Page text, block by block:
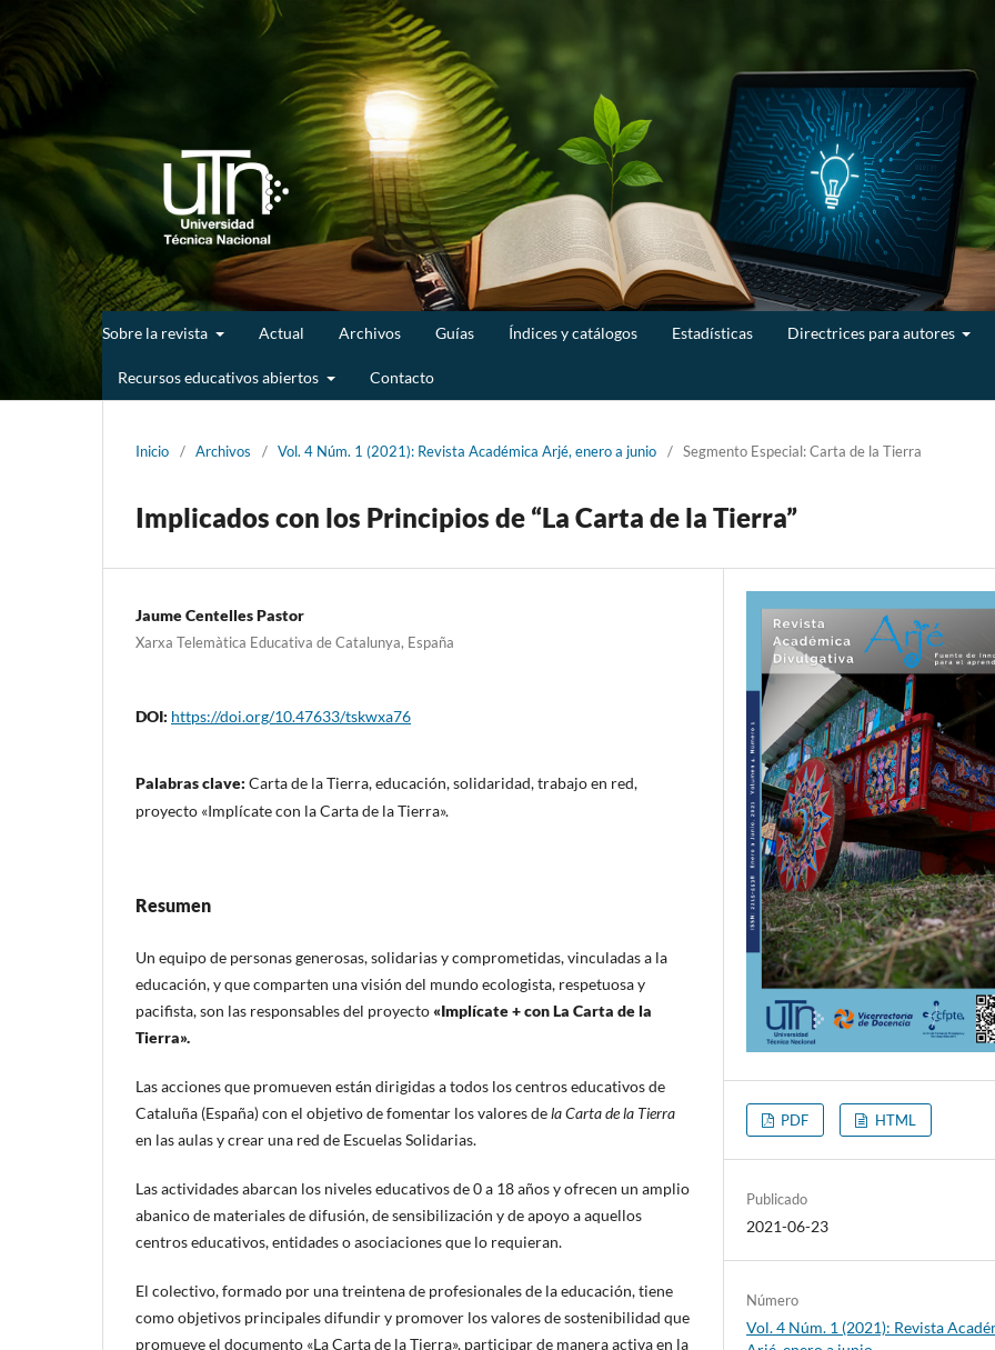
Sobre la revista Actual Archivos Guías Índices y catálogos Estadísticas Directrices para autores
Recursos educativos abiertos Contacto
Inicio / Archivos / Vol. 4 Núm. 1 (2021): Revista Académica Arjé, enero a junio / Segmento Especial: Carta de la Tierra
Implicados con los Principios de “La Carta de la Tierra”
Jaume Centelles Pastor
Xarxa Telemàtica Educativa de Catalunya, España
DOI: https://doi.org/10.47633/tskwxa76
Palabras clave: Carta de la Tierra, educación, solidaridad, trabajo en red,
proyecto «Implícate con la Carta de la Tierra».
Resumen
Un equipo de personas generosas, solidarias y comprometidas, vinculadas a la
educación, y que comparten una visión del mundo ecologista, respetuosa y
pacifista, son las responsables del proyecto«Implícate + con La Carta de la
Tierra».
Las acciones que promueven están dirigidas a todos los centros educativos de
Cataluña (España) con el objetivo de fomentar los valores dela Carta de la Tierra
en las aulas y crear una red de Escuelas Solidarias.
Las actividades abarcan los niveles educativos de 0 a 18 años y ofrecen un amplio
abanico de materiales de difusión, de sensibilización y de apoyo a aquellos
centros educativos, entidades o asociaciones que lo requieran.
El colectivo, formado por una treintena de profesionales de la educación, tiene
como objetivos principales difundir y promover los valores de sostenibilidad que
promueve el documento «La Carta de la Tierra», participar de manera activa en la
PDF HTML
Publicado
2021-06-23
Número
Vol. 4 Núm. 1 (2021): Revista